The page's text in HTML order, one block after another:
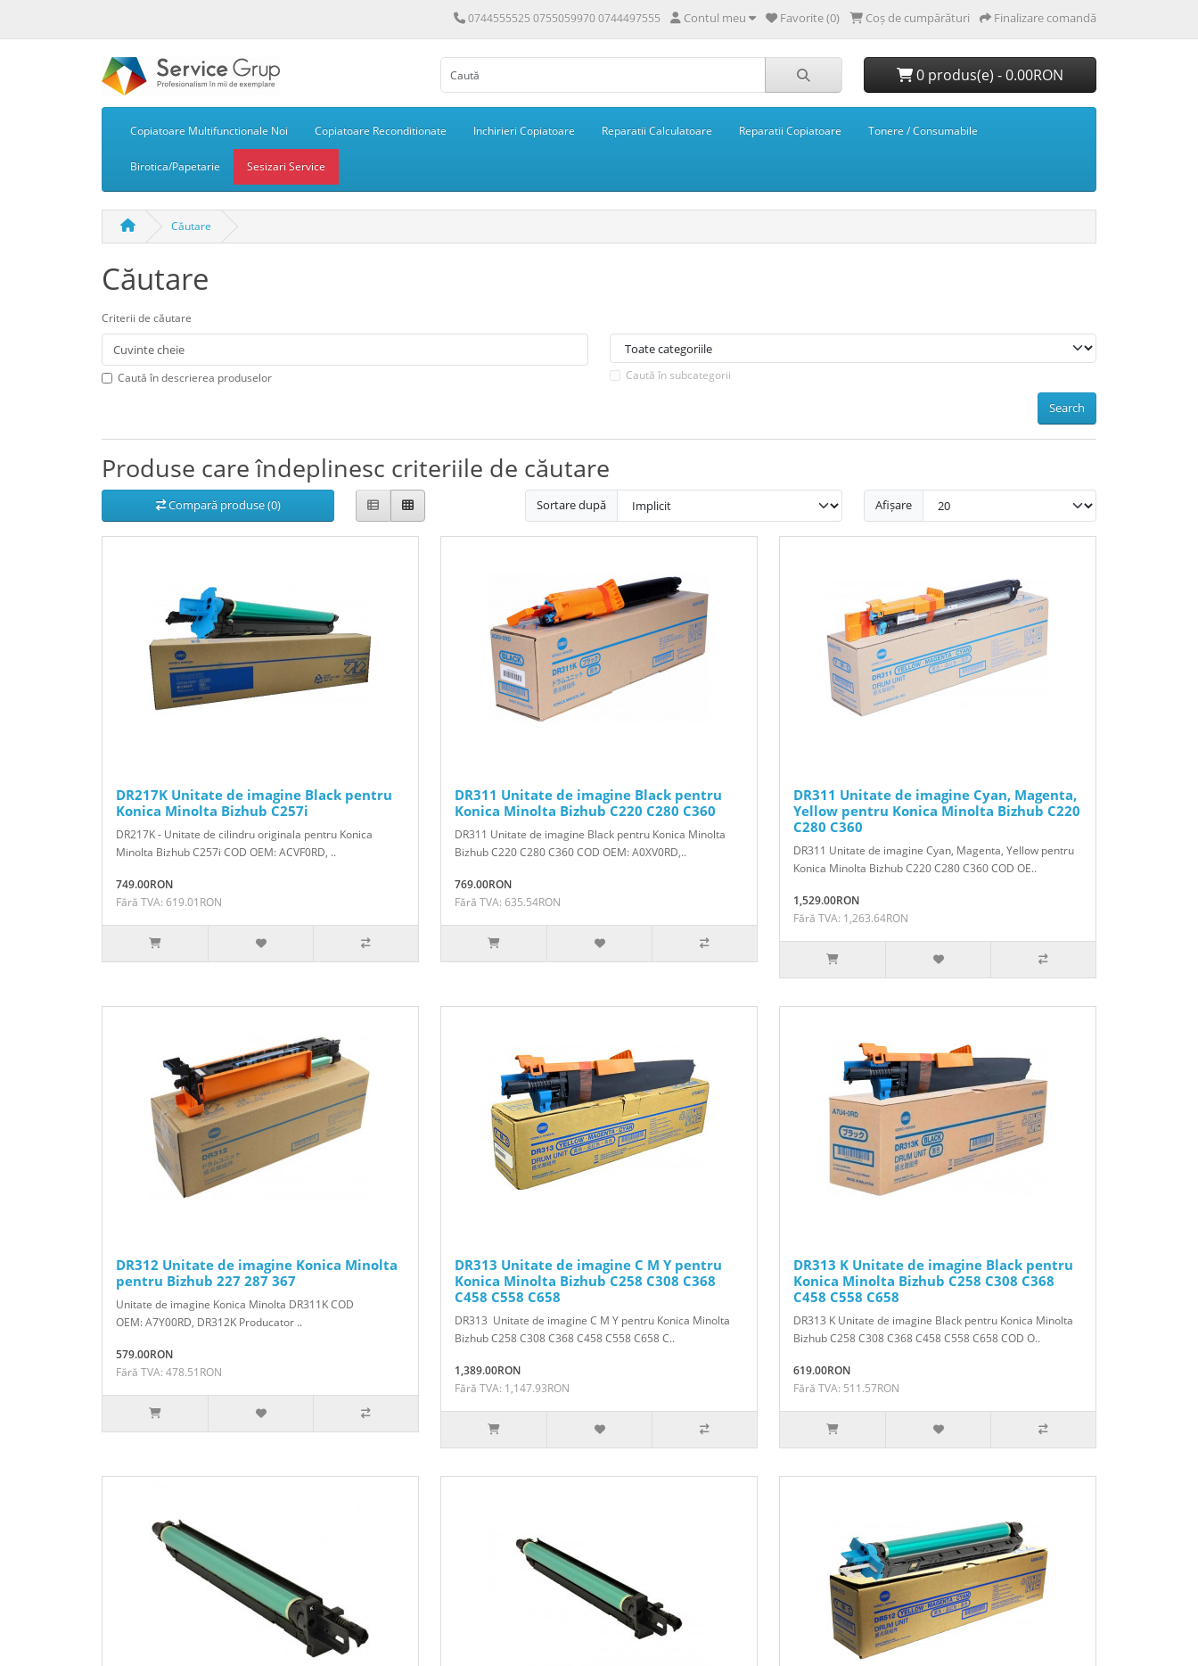
0744555525 0755059970 0744497555 Contul meu Favorite (0) Coș de cumpărături Finalizare comandă
0 produs(e) - 0.00RON
Copiatoare Multifunctionale Noi Copiatoare Reconditionate Inchirieri Copiatoare Reparatii Calculatoare Reparatii Copiatoare Tonere / Consumabile
Birotica/Papetarie Sesizari Service
Căutare
Căutare
Criterii de căutare
Caută în descrierea produselor Caută în subcategorii
Search
Produse care îndeplinesc criteriile de căutare
Compară produse (0) Sortare după Afișare
DR217K Unitate de imagine Black pentru
Konica Minolta Bizhub C257i
DR217K - Unitate de cilindru originala pentru Konica
Minolta Bizhub C257i COD OEM: ACVF0RD, ..
749.00RON
Fără TVA: 619.01RON
DR311 Unitate de imagine Black pentru
Konica Minolta Bizhub C220 C280 C360
DR311 Unitate de imagine Black pentru Konica Minolta
Bizhub C220 C280 C360 COD OEM: A0XV0RD,..
769.00RON
Fără TVA: 635.54RON
DR311 Unitate de imagine Cyan, Magenta,
Yellow pentru Konica Minolta Bizhub C220
C280 C360
DR311 Unitate de imagine Cyan, Magenta, Yellow pentru
Konica Minolta Bizhub C220 C280 C360 COD OE..
1,529.00RON
Fără TVA: 1,263.64RON
DR312 Unitate de imagine Konica Minolta
pentru Bizhub 227 287 367
Unitate de imagine Konica Minolta DR311K COD
OEM: A7Y00RD, DR312K Producator ..
579.00RON
Fără TVA: 478.51RON
DR313 Unitate de imagine C M Y pentru
Konica Minolta Bizhub C258 C308 C368
C458 C558 C658
DR313 Unitate de imagine C M Y pentru Konica Minolta
Bizhub C258 C308 C368 C458 C558 C658 C..
1,389.00RON
Fără TVA: 1,147.93RON
DR313 K Unitate de imagine Black pentru
Konica Minolta Bizhub C258 C308 C368
C458 C558 C658
DR313 K Unitate de imagine Black pentru Konica Minolta
Bizhub C258 C308 C368 C458 C558 C658 COD O..
619.00RON
Fără TVA: 511.57RON